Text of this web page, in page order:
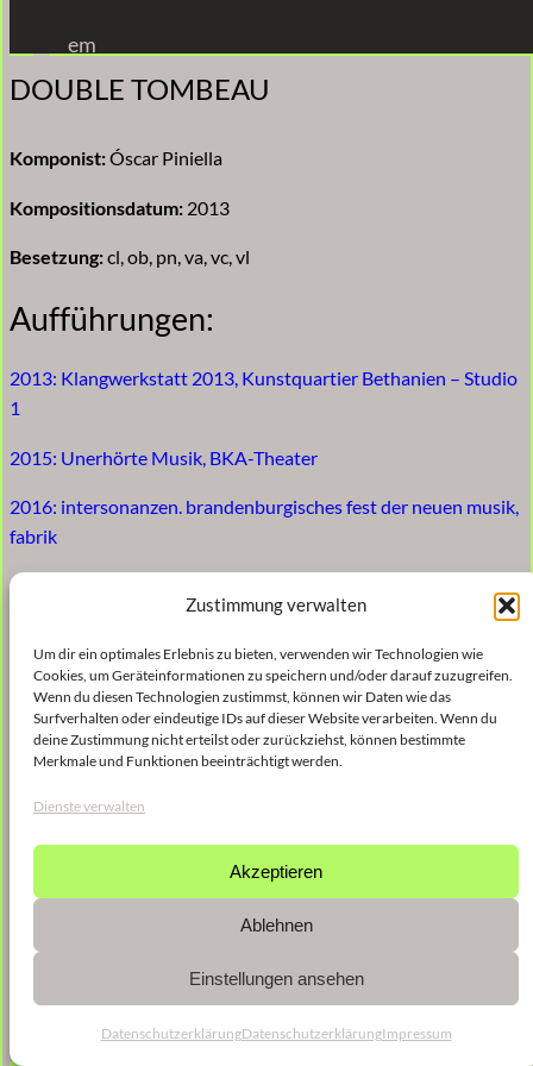
Zustimmung verwalten
Um dir ein optimales Erlebnis zu bieten, verwenden wir Technologien wie
Cookies, um Geräteinformationen zu speichern und/oder darauf zuzugreifen.
Wenn du diesen Technologien zustimmst, können wir Daten wie das
Surfverhalten oder eindeutige IDs auf dieser Website verarbeiten. Wenn du
deine Zustimmung nicht erteilst oder zurückziehst, können bestimmte
Merkmale und Funktionen beeinträchtigt werden.
Dienste verwalten
Akzeptieren
Ablehnen
Einstellungen ansehen
DatenschutzerklärungDatenschutzerklärungImpressum
Inhalt
springen
em
DOUBLE TOMBEAU
Komponist:Óscar Piniella
Kompositionsdatum: 2013
Besetzung:cl, ob, pn, va, vc, vl
Aufführungen:
2013: Klangwerkstatt 2013, Kunstquartier Bethanien – Studio
1
2015: Unerhörte Musik, BKA-Theater
2016: intersonanzen. brandenburgisches fest der neuen musik,
fabrik